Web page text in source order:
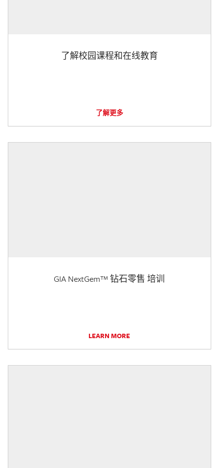
了解校园课程和在线教育
了解更多
GIA NextGem™ 钻石零售 培训
LEARN MORE